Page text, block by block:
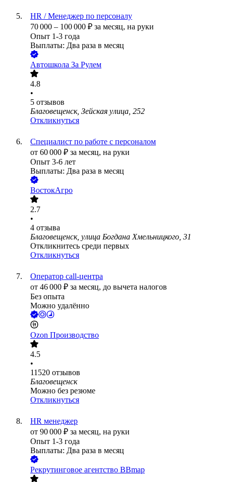
HR / Менеджер по персоналу
70 000 – 100 000 ₽ за месяц, на руки
Опыт 1-3 года
Выплаты: Два раза в месяц
Автошкола За Рулем
4.8
•
5 отзывов
Благовещенск, Зейская улица, 252
Откликнуться
Специалист по работе с персоналом
от 60 000 ₽ за месяц, на руки
Опыт 3-6 лет
Выплаты: Два раза в месяц
ВостокАгро
2.7
•
4 отзыва
Благовещенск, улица Богдана Хмельницкого, 31
Откликнитесь среди первых
Откликнуться
Оператор call-центра
от 46 000 ₽ за месяц, до вычета налогов
Без опыта
Можно удалённо
Ozon Производство
4.5
•
11520 отзывов
Благовещенск
Можно без резюме
Откликнуться
HR менеджер
от 90 000 ₽ за месяц, на руки
Опыт 1-3 года
Выплаты: Два раза в месяц
Рекрутинговое агентство BBmap